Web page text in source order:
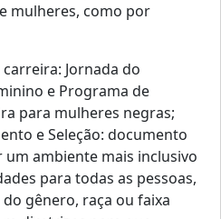
mulheres, como por
Jornada do
e Programa de
para mulheres negras;
e Seleção: documento
ambiente mais inclusivo
para todas as pessoas,
gênero, raça ou faixa